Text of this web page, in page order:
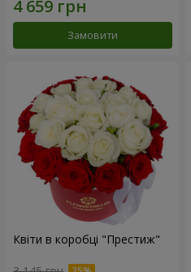
Замовити
Квіти в коробці "Престиж"